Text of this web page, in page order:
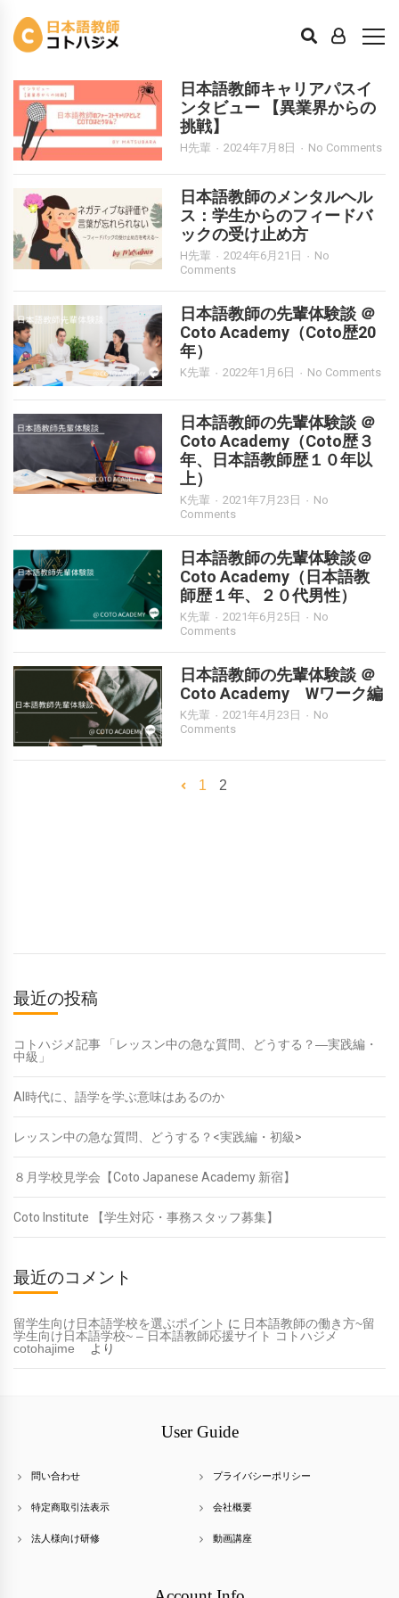
キャリアパス
日本語教師キャリアパスイ
ンタビュー 【異業界からの
挑戦】
H先輩 2024年7月8日 No Comments
日本語教師のメンタルヘル
ス：学生からのフィードバ
ックの受け止め方
H先輩 2024年6月21日
No
Comments
日本語教師の先輩体験談 ＠
Coto Academy（Coto歴20
年）
K先輩 2022年1月6日 No Comments
日本語教師の先輩体験談 ＠
Coto Academy（Coto歴３
年、日本語教師歴１０年以
上）
K先輩 2021年7月23日
No
Comments
日本語教師の先輩体験談＠
Coto Academy（日本語教
師歴１年、２０代男性）
K先輩 2021年6月25日
No
Comments
日本語教師の先輩体験談 ＠
Coto Academy Wワーク編
K先輩 2021年4月23日
No
Comments
1 2
最近の投稿
コトハジメ記事 「レッスン中の急な質問、どうする？―実践編・
中級」
AI時代に、語学を学ぶ意味はあるのか
レッスン中の急な質問、どうする？<実践編・初級>
８月学校見学会【Coto Japanese Academy 新宿】
Coto Institute 【学生対応・事務スタッフ募集】
最近のコメント
留学生向け日本語学校を選ぶポイント に 日本語教師の働き方~留
学生向け日本語学校~ – 日本語教師応援サイト コトハジメ
cotohajime
より
User Guide
問い合わせ プライバシーポリシー
特定商取引法表示 会社概要
法人様向け研修 動画講座